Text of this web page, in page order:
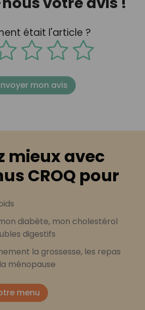
était l'article ?
mon avis
mieux avec
CROQ pour
diabète, mon cholestérol
digestifs
la grossesse, les repas
ménopause
menu